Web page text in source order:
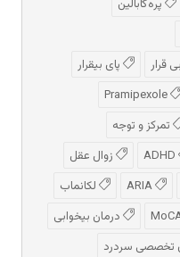
پره‌گابالین
قرار
پای بیقرار
تمرکز و توجه
زوال عقل
لکانماب
درمان بیخوابی
تخصصی سردرد